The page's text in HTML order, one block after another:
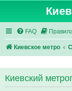
FAQ
Киевское метро
Киевский